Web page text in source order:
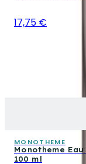
17,75 €
MONOTHEME
Monotheme
100 ml